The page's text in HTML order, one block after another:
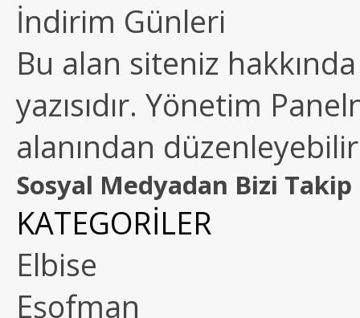
İndirim Günleri
Bu alan siteniz
yazısıdır. Yönetim
alanından
Sosyal Medyadan Bizi Takip
KATEGORİLER
Elbise
Eşofman